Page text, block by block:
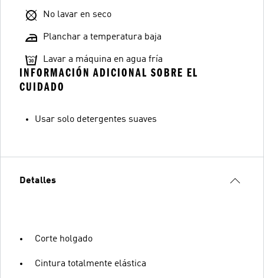
No lavar en seco
Planchar a temperatura baja
Lavar a máquina en agua fría
INFORMACIÓN ADICIONAL SOBRE EL
CUIDADO
Usar solo detergentes suaves
Detalles
Corte holgado
Cintura totalmente elástica